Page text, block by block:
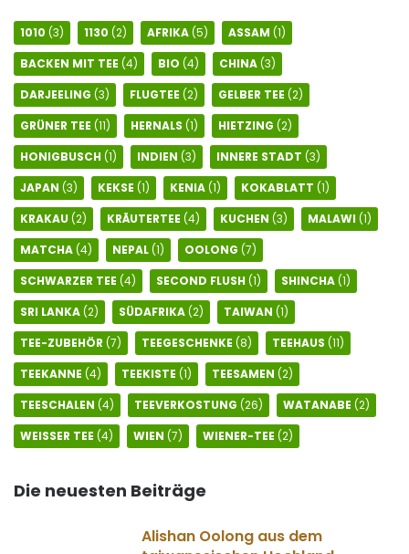
1010 (3) 1130 (2) AFRIKA(5) ASSAM (1)
BACKEN MIT TEE (4) BIO (4) CHINA(3)
DARJEELING (3) FLUGTEE (2) GELBER TEE (2)
GRÜNER TEE (11) HERNALS (1) HIETZING (2)
HONIGBUSCH(1) INDIEN (3) INNERE STADT (3)
JAPAN (3) KEKSE (1) KENIA(1) KOKABLATT (1)
KRAKAU(2) KRÄUTERTEE (4) KUCHEN (3) MALAWI(1)
MATCHA(4) NEPAL(1) OOLONG (7)
SCHWARZER TEE (4) SECOND FLUSH(1) SHINCHA(1)
SRI LANKA(2) SÜDAFRIKA(2) TAIWAN (1)
TEE-ZUBEHÖR (7) TEEGESCHENKE (8) TEEHAUS (11)
TEEKANNE (4) TEEKISTE (1) TEESAMEN (2)
TEESCHALEN (4) TEEVERKOSTUNG (26) WATANABE (2)
WEISSER TEE
(4) WIEN (7) WIENER-TEE (2)
Die neuesten Beiträge
Alishan Oolong aus dem